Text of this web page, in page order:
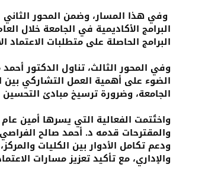
وفي هذا المسار، وضمن المحور
البرامج الحاصلة على متطلبات
وفي المحور الثالث، تناول الدكتور
الضوء على أهمية العمل التشاركي بين
الجامعة، وضرورة ترسيخ مبادئ
واختُتمت الفعالية التي يسرها أمين
والمقترحات قدمه د. أحمد صالح
ودعم تكامل الأدوار بين الكليات
والإداري، مع تأكيد تعزيز مسارات